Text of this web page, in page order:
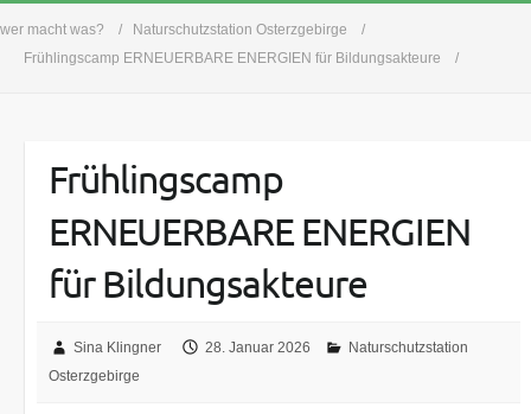
wer macht was?
Naturschutzstation Osterzgebirge
Frühlingscamp ERNEUERBARE ENERGIEN für Bildungsakteure
Frühlingscamp
ERNEUERBARE ENERGIEN
für Bildungsakteure
Sina Klingner 28. Januar 2026
Naturschutzstation
Osterzgebirge